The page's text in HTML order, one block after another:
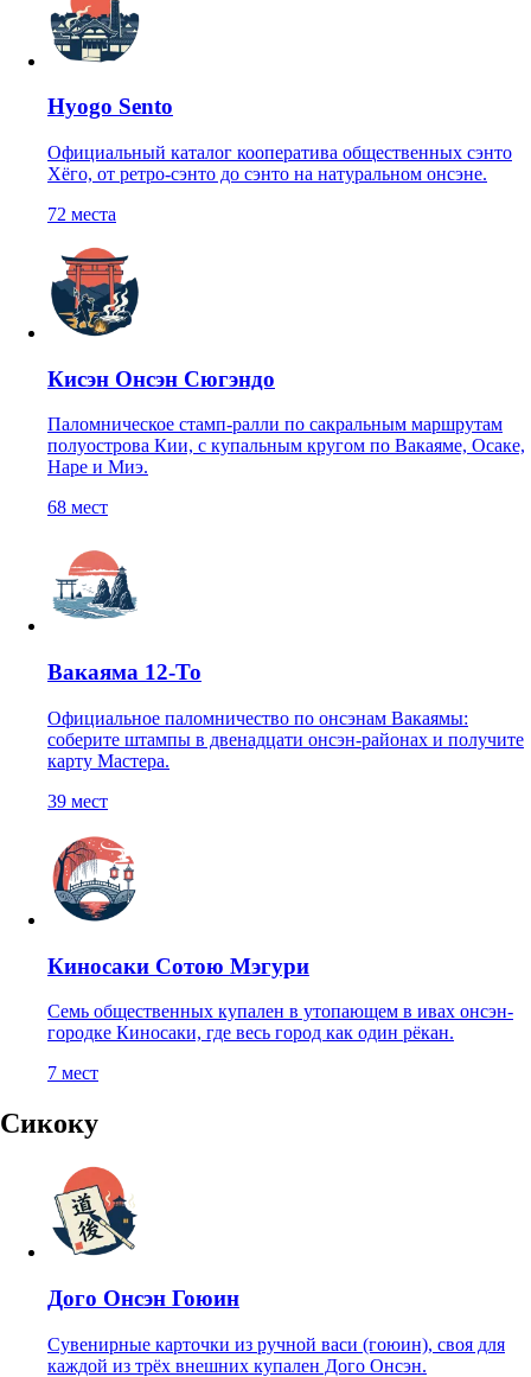
Hyogo Sento
Официальный каталог кооператива общественных сэнто
Хёго, от ретро-сэнто до сэнто на натуральном онсэне.
72 места
Кисэн Онсэн Сюгэндо
Паломническое стамп-ралли по сакральным маршрутам
полуострова Кии, с купальным кругом по Вакаяме, Осаке,
Наре и Миэ.
68 мест
Вакаяма 12-То
Официальное паломничество по онсэнам Вакаямы:
соберите штампы в двенадцати онсэн-районах и получите
карту Мастера.
39 мест
Киносаки Сотою Мэгури
Семь общественных купален в утопающем в ивах онсэн-
городке Киносаки, где весь город как один рёкан.
7 мест
Сикоку
Дого Онсэн Гоюин
Сувенирные карточки из ручной васи (гоюин), своя для
каждой из трёх внешних купален Дого Онсэн.